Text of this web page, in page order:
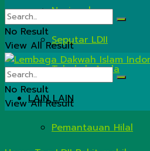
Nasional
Seputar LDII
Tahukah Anda
LAIN LAIN
Pemantauan Hilal
No Result
View All Result
No Result
View All Result